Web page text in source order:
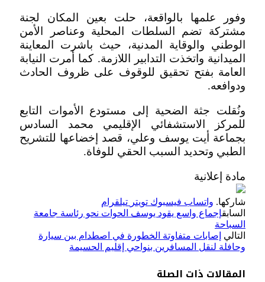
وفور علمها بالواقعة، حلت بعين المكان لجنة
مشتركة تضم السلطات المحلية وعناصر الأمن
الوطني والوقاية المدنية، حيث باشرت المعاينة
الميدانية واتخذت التدابير اللازمة. كما أمرت النيابة
العامة بفتح تحقيق للوقوف على ظروف الحادث
ودوافعه.
ونُقلت جثة الضحية إلى مستودع الأموات التابع
للمركز الاستشفائي الإقليمي محمد السادس
بجماعة أيت يوسف وعلي، قصد إخضاعها للتشريح
الطبي وتحديد السبب الحقي للوفاة.
مادة إعلانية
شاركها. واتساب فيسبوك تويتر تيلقرام
السابقإجماع واسع يقود يوسف الحوات نحو رئاسة جامعة
السباحة
التالي إصابات متفاوتة الخطورة في اصطدام بين سيارة
وحافلة لنقل المسافرين بنواحي إقليم الحسيمة
المقالات ذات الصلة